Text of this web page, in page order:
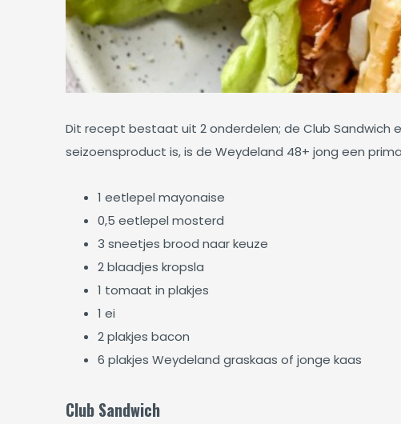
Dit recept bestaat uit 2 onderdelen; de Club
seizoensproduct is, is de Weydeland 48+ jong een
1 eetlepel mayonaise
0,5 eetlepel mosterd
3 sneetjes brood naar keuze
2 blaadjes kropsla
1 tomaat in plakjes
1 ei
2 plakjes bacon
6 plakjes Weydeland graskaas of jonge kaas
Club Sandwich